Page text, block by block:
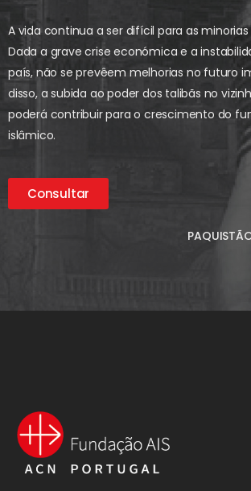
A vida continua a ser difícil para as minorias
Dada a grave crise económica e a
país, não se prevêem melhorias no futuro
disso, a subida ao poder dos talibãs no
poderá contribuir para o crescimento do
islâmico.
Consultar